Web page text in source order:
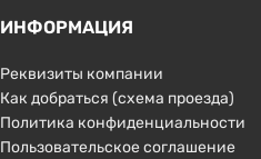
ИНФОРМАЦИЯ
Реквизиты компании
Как добраться (схема проезда)
Политика конфиденциальности
Пользовательское соглашение